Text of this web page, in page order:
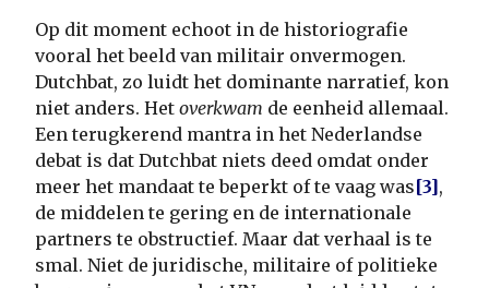
Op dit moment echoot in de historiografie
vooral het beeld van militair onvermogen.
Dutchbat, zo luidt het dominante narratief, kon
niet anders. Het overkwam de eenheid allemaal.
Een terugkerend mantra in het Nederlandse
debat is dat Dutchbat niets deed omdat onder
meer het mandaat te beperkt of te vaag was[3],
de middelen te gering en de internationale
partners te obstructief. Maar dat verhaal is te
smal. Niet de juridische, militaire of politieke